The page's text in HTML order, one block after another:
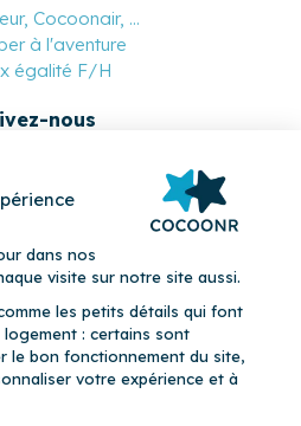
Cocoonair, ...
à l'aventure
égalité F/H
nous